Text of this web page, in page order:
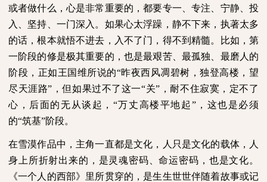
或者做什么，心是非常重要的，都要专一、专注、宁静、投
入、坚持、一门深入。如果心太浮躁，静不下来，执著太多
的话，根本就悟不进去，入不了门，得不到精髓。比如，第
一阶段的修是极其重要的，也是最艰苦、最孤独、最磨人的
阶段，正如王国维所说的“昨夜西风凋碧树，独登高楼，望
尽天涯路”，但如果过不了这一“关”，耐不住寂寞，定不了
心，后面的无从谈起，“万丈高楼平地起”，这也是必须
的“筑基”阶段。
在雪漠作品中，主角一直都是文化，人只是文化的载体，人
身上所折射出来的，是灵魂密码、命运密码，也是文化。
《一个人的西部》里所贯穿的，是生生世世伴随着故事或记